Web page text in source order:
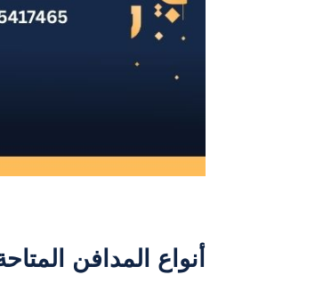
أنواع المدافن